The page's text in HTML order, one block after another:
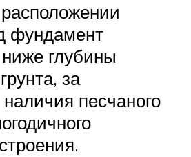
фундамент
глубины
за
песчаного